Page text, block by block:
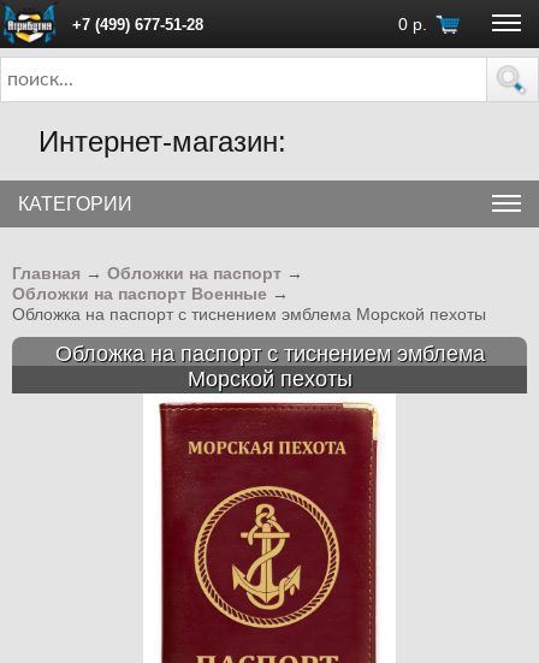
+7 (499) 677-51-28 0 р.
ПН - ПТ с 10:00 до 18:00 (Москва)
Интернет-магазин:
КАТЕГОРИИ
Главная → Обложки на паспорт →
Обложки на паспорт Военные →
Обложка на паспорт с тиснением эмблема Морской пехоты
Обложка на паспорт с тиснением эмблема
Морской пехоты